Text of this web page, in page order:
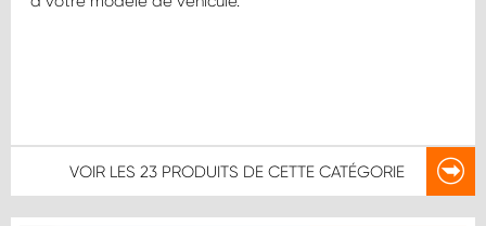
VOIR LES 23 PRODUITS DE CETTE CATÉGORIE